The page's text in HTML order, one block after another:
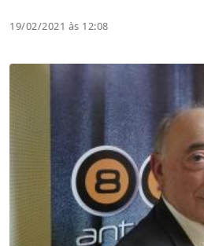
19/02/2021 às 12:08